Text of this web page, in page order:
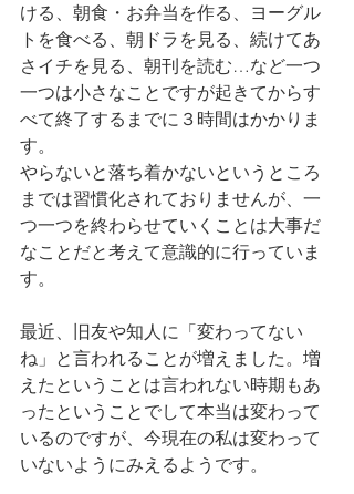
ける、朝食・お弁当を作る、ヨーグル
トを食べる、朝ドラを見る、続けてあ
さイチを見る、朝刊を読む…など一つ
一つは小さなことですが起きてからす
べて終了するまでに３時間はかかりま
す。
やらないと落ち着かないというところ
までは習慣化されておりませんが、一
つ一つを終わらせていくことは大事だ
なことだと考えて意識的に行っていま
す。
最近、旧友や知人に「変わってない
ね」と言われることが増えました。増
えたということは言われない時期もあ
ったということでして本当は変わって
いるのですが、今現在の私は変わって
いないようにみえるようです。